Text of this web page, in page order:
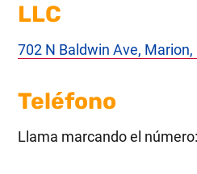
LLC
702 N Baldwin Ave,
Teléfono
Llama marcando el número: